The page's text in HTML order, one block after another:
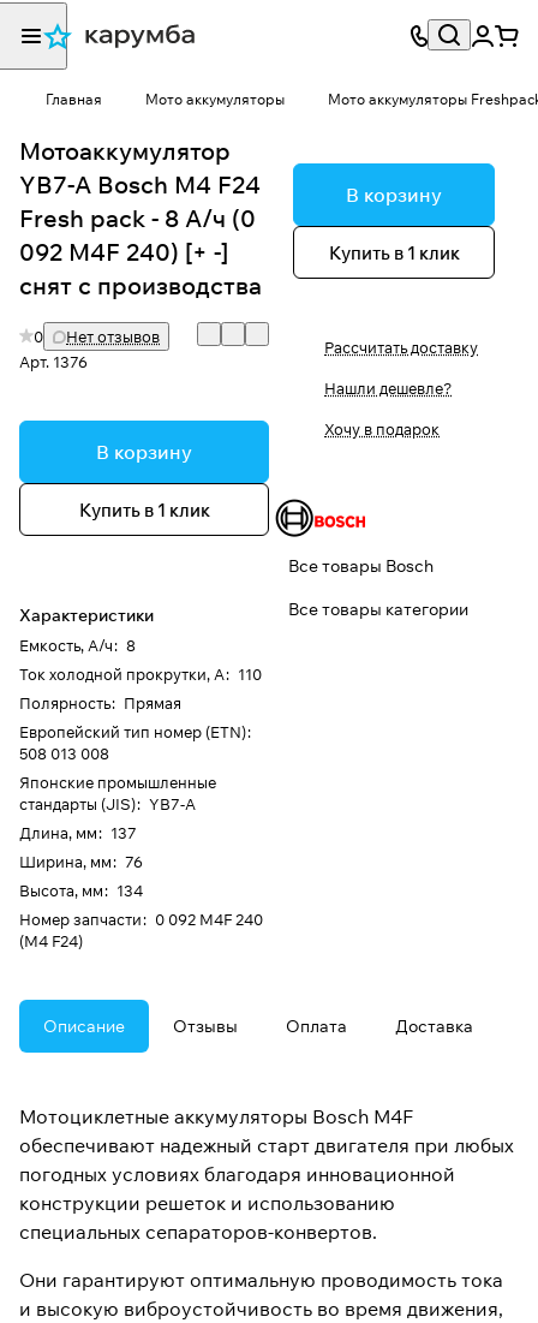
Главная Мото аккумуляторы Мото аккумуляторы
Мотоаккумулятор
YB7-A Bosch M4 F24
Fresh pack - 8 А/ч (0
092 M4F 240) [+ -]
снят с производства
0
Нет отзывов
Арт. 1376
В корзину
Купить в 1 клик
Характеристики
Емкость, А/ч: 8
Ток холодной прокрутки, А: 110
Полярность: Прямая
Европейский тип номер (ETN):
508 013 008
Японские промышленные
стандарты (JIS): YB7-A
Длина, мм: 137
Ширина, мм: 76
Высота, мм: 134
Номер запчасти: 0 092 M4F 240
(M4 F24)
В корзину
Купить в 1 клик
Рассчитать доставку
Нашли дешевле?
Хочу в подарок
Все товары Bosch
Все товары категории
Описание Отзывы Оплата Доставка
Мотоциклетные аккумуляторы Bosch M4F
обеспечивают надежный старт двигателя при любых
погодных условиях благодаря инновационной
конструкции решеток и использованию
специальных сепараторов-конвертов.
Они гарантируют оптимальную проводимость тока
и высокую виброустойчивость во время движения,